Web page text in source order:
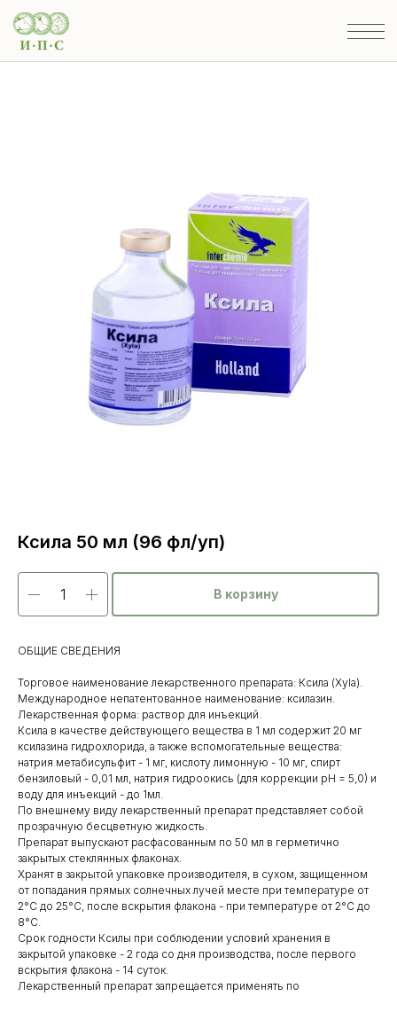
Ксила 50 мл (96 фл/уп)
В корзину
ОБЩИЕ СВЕДЕНИЯ
Торговое наименование лекарственного препарата: Ксила (Xyla).
Международное непатентованное наименование: ксилазин.
Лекарственная форма: раствор для инъекций.
Ксила в качестве действующего вещества в 1 мл содержит 20 мг
ксилазина гидрохлорида, а также вспомогательные вещества:
натрия метабисульфит - 1 мг, кислоту лимонную - 10 мг, спирт
бензиловый - 0,01 мл, натрия гидроокись (для коррекции рН = 5,0) и
воду для инъекций - до 1мл.
По внешнему виду лекарственный препарат представляет собой
прозрачную бесцветную жидкость.
Препарат выпускают расфасованным по 50 мл в герметично
закрытых стеклянных флаконах.
Хранят в закрытой упаковке производителя, в сухом, защищенном
от попадания прямых солнечных лучей месте при температуре от
2°С до 25°С, после вскрытия флакона - при температуре от 2°С до
8°С.
Срок годности Ксилы при соблюдении условий хранения в
закрытой упаковке - 2 года со дня производства, после первого
вскрытия флакона - 14 суток.
Лекарственный препарат запрещается применять по
Каталог
товаров
Ветеринарные препараты
Корма, кормовые добавки
Гигиенические средства
Дезинфекция, дезинсекция, дератизация